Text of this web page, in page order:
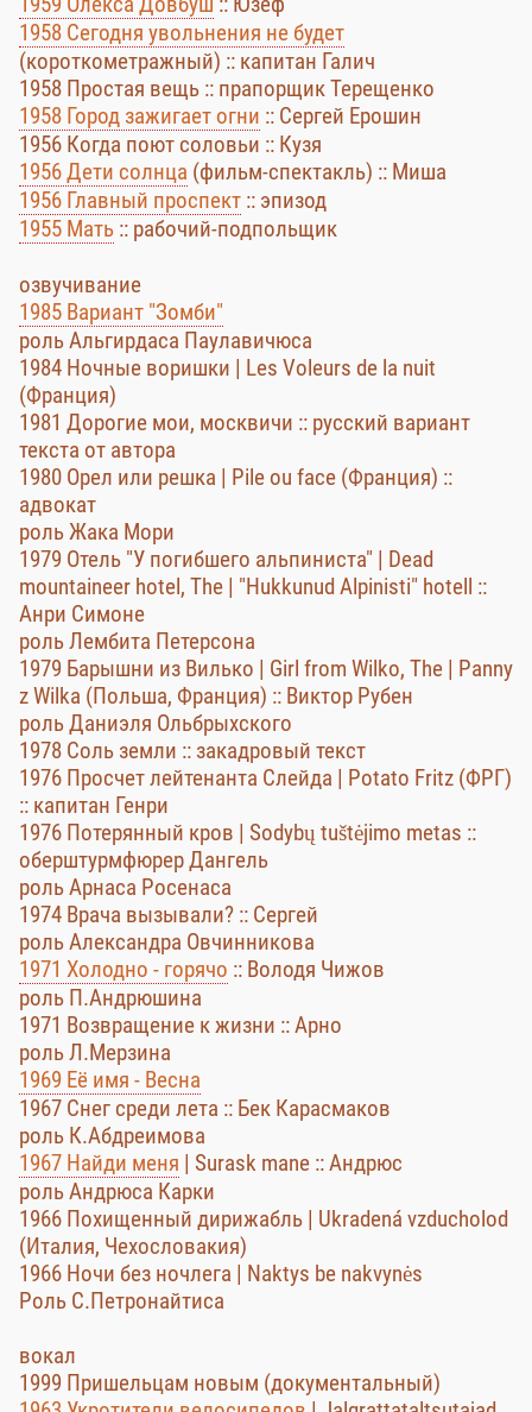
1958 Сегодня увольнения не будет
(короткометражный) :: капитан Галич
1958 Простая вещь :: прапорщик Терещенко
1958 Город зажигает огни :: Сергей Ерошин
1956 Когда поют соловьи :: Кузя
1956 Дети солнца (фильм-спектакль) :: Миша
1956 Главный проспект :: эпизод
1955 Мать :: рабочий-подпольщик
озвучивание
1985 Вариант "Зомби"
роль Альгирдаса Паулавичюса
1984 Ночные воришки | Les Voleurs de la nuit
(Франция)
1981 Дорогие мои, москвичи :: русский вариант
текста от автора
1980 Орел или решка | Pile ou face (Франция) ::
адвокат
роль Жака Мори
1979 Отель "У погибшего альпиниста" | Dead
mountaineer hotel, The | "Hukkunud Alpinisti" hotell ::
Анри Симоне
роль Лембита Петерсона
1979 Барышни из Вилько | Girl from Wilko, The | Panny
z Wilka (Польша, Франция) :: Виктор Рубен
роль Даниэля Ольбрыхского
1978 Соль земли :: закадровый текст
1976 Просчет лейтенанта Слейда | Potato Fritz (ФРГ)
:: капитан Генри
1976 Потерянный кров | Sodybų tuštėjimo metas ::
оберштурмфюрер Дангель
роль Арнаса Росенаса
1974 Врача вызывали? :: Сергей
роль Александра Овчинникова
1971 Холодно - горячо :: Володя Чижов
роль П.Андрюшина
1971 Возвращение к жизни :: Арно
роль Л.Мерзина
1969 Её имя - Весна
1967 Снег среди лета :: Бек Карасмаков
роль К.Абдреимова
1967 Найди меня | Surask mane :: Андрюс
роль Андрюса Карки
1966 Похищенный дирижабль | Ukradená vzducholod
(Италия, Чехословакия)
1966 Ночи без ночлега | Naktys be nakvynės
Роль С.Петронайтиса
вокал
1999 Пришельцам новым (документальный)